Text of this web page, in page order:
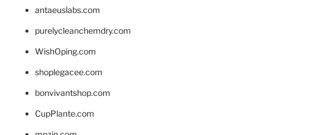
antaeuslabs.com
purelycleanchemdry.com
WishOping.com
shoplegacee.com
bonvivantshop.com
CupPlante.com